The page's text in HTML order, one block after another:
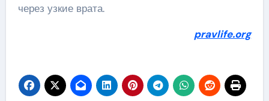
через узкие врата.
pravlife.org